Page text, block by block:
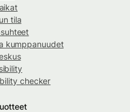
tila
kumppanuudet
checker